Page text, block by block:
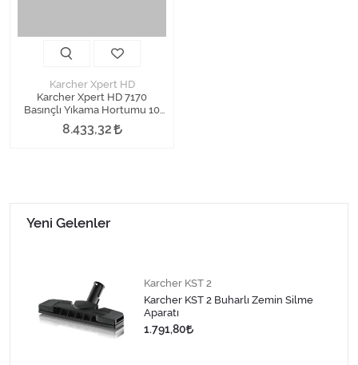
Karcher Xpert HD
Karcher Xpert HD 7170
Basınçlı Yıkama Hortumu 10
Metre
8.433,32
Yeni Gelenler
Karcher KST 2
Karcher KST 2 Buharlı Zemin Silme
Aparatı
1.791,80